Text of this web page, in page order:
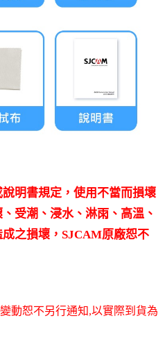
明書規定，使用不當而損壞
受潮、浸水、淋雨、高溫、
之損壞，SJCAM原廠恕不
動恕不另行通知,以實際到貨為